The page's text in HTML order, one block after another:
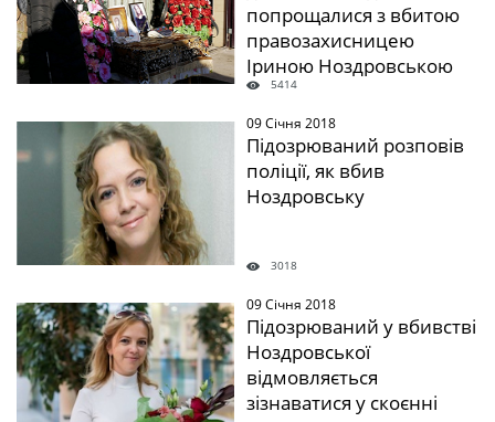
попрощалися з вбитою
правозахисницею
Іриною Ноздровською
5414
09 Січня 2018
Підозрюваний розповів
поліції, як вбив
Ноздровську
3018
" /> 09 Січня 2018
Підозрюваний у вбивстві
Ноздровської
відмовляється
зізнаватися у скоєнні